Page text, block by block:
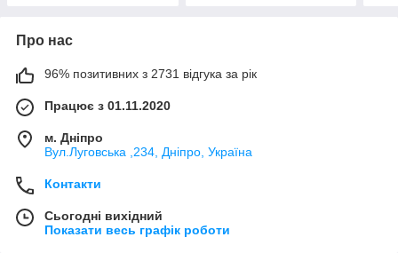
Про нас
96% позитивних з 2731 відгука за рік
Працює з 01.11.2020
м. Дніпро
Вул.Луговська ,234, Дніпро, Україна
Контакти
Сьогодні вихідний
Показати весь графік роботи